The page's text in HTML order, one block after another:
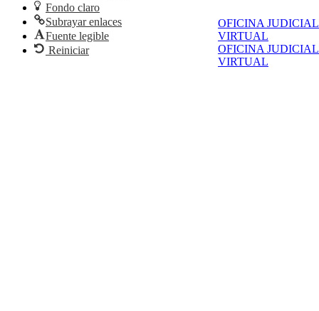
OFICINA JUDICIAL
VIRTUAL
OFICINA JUDICIAL
VIRTUAL
Fondo claro
Subrayar enlaces
Fuente legible
Reiniciar